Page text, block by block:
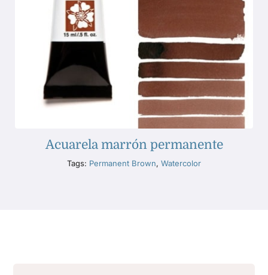
Acuarela marrón permanente
Tags: Permanent Brown, Watercolor